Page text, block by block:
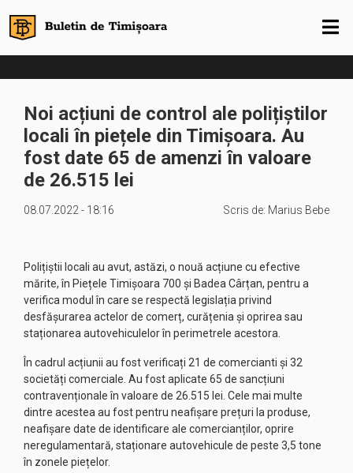
Noi acțiuni de control ale polițiștilor
locali în piețele din Timișoara. Au
fost date 65 de amenzi în valoare
de 26.515 lei
08.07.2022 - 18:16 Scris de: Marius Bebe
Polițiștii locali au avut, astăzi, o nouă acțiune cu efective
mărite, în Piețele Timișoara 700 și Badea Cârțan, pentru a
verifica modul în care se respectă legislația privind
desfășurarea actelor de comerț, curățenia și oprirea sau
staționarea autovehiculelor în perimetrele acestora.
În cadrul acțiunii au fost verificați 21 de comercianti și 32
societăți comerciale. Au fost aplicate 65 de sancțiuni
contravenționale în valoare de 26.515 lei. Cele mai multe
dintre acestea au fost pentru neafișare prețuri la produse,
neafișare date de identificare ale comercianților, oprire
neregulamentară, staționare autovehicule de peste 3,5 tone
în zonele piețelor.